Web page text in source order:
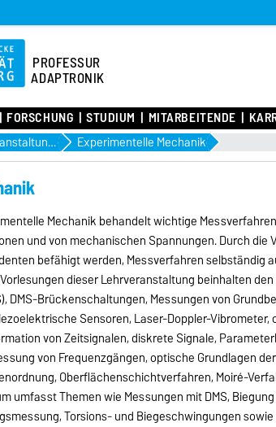
PROFESSUR
ADAPTRONIK
FORSCHUNG STUDIUM MITARBEITENDE
Lehrveranstaltungen Experimentelle Mechanik
Mechanik behandelt wichtige
und von mechanischen Spannungen. Durch die
befähigt werden, Messverfahren selbständig
dieser Lehrveranstaltung beinhalten
DMS-Brückenschaltungen, Messungen von
Sensoren, Laser-Doppler-Vibrometer,
von Zeitsignalen, diskrete Signale,
von Frequenzgängen, optische Grundlagen
Oberflächenschichtverfahren, Moiré-
umfasst Themen wie Messungen mit DMS,
Torsions- und Biegeschwingungen